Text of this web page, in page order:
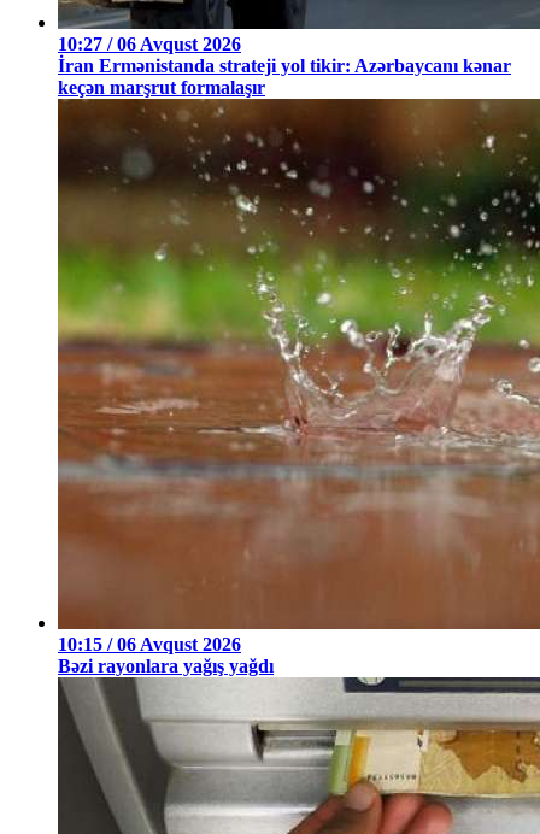
10:27 / 06 Avqust 2026
İran Ermənistanda strateji yol tikir: Azərbaycanı kənar
keçən marşrut formalaşır
10:15 / 06 Avqust 2026
Bəzi rayonlara yağış yağdı